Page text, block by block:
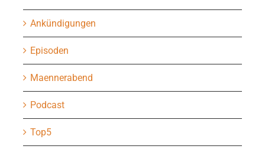
Ankündigungen
Episoden
Maennerabend
Podcast
Top5